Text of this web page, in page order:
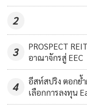
2
3
PROSPECT
อาณาจักรสู่ EEC
4
อีสท์สปริง ตอกย้
เลือกการลงทุน